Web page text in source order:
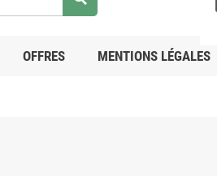
OFFRES MENTIONS LÉGALES